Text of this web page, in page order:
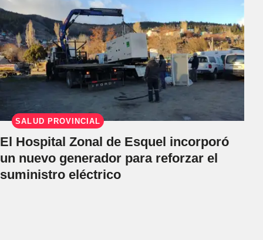
SALUD PROVINCIAL
El Hospital Zonal de Esquel incorporó
un nuevo generador para reforzar el
suministro eléctrico